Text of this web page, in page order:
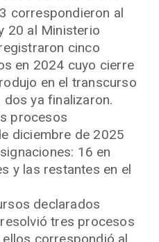
correspondieron al
20 al Ministerio
cinco
en 2024 cuyo cierre
en el transcurso
ya finalizaron.
procesos
diciembre de 2025
16 en
y las restantes en el
declarados
tres procesos